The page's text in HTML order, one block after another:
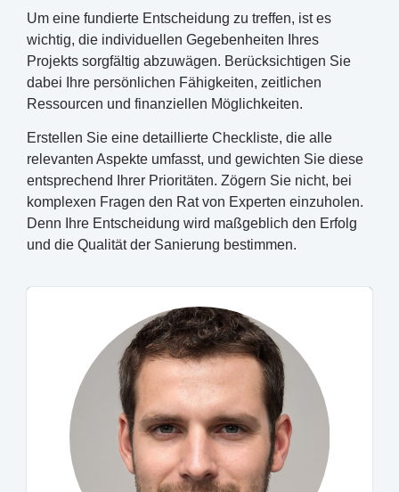
Um eine fundierte Entscheidung zu treffen, ist es
wichtig, die individuellen Gegebenheiten Ihres
Projekts sorgfältig abzuwägen. Berücksichtigen Sie
dabei Ihre persönlichen Fähigkeiten, zeitlichen
Ressourcen und finanziellen Möglichkeiten.
Erstellen Sie eine detaillierte Checkliste, die alle
relevanten Aspekte umfasst, und gewichten Sie diese
entsprechend Ihrer Prioritäten. Zögern Sie nicht, bei
komplexen Fragen den Rat von Experten einzuholen.
Denn Ihre Entscheidung wird maßgeblich den Erfolg
und die Qualität der Sanierung bestimmen.